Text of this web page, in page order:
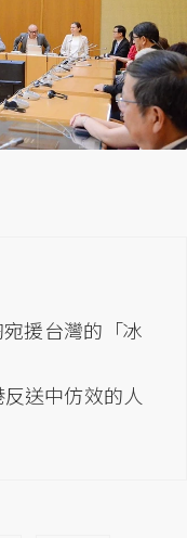
援台灣的「冰
送中仿效的人